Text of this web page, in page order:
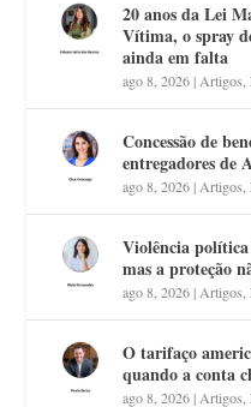
20 anos da Lei
Vítima, o spray
ainda em falta
ago 8, 2026|Artigos,
Concessão de
entregadores de
ago 8, 2026|Artigos,
Violência
mas a proteção
ago 8, 2026|Artigos,
O tarifaço
quando a conta
ago 8, 2026|Artigos,